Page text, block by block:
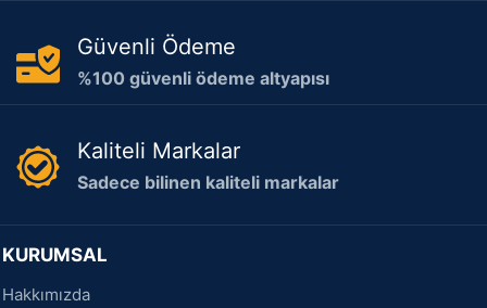
Güvenli Ödeme
%100 güvenli ödeme altyapısı
Kaliteli Markalar
Sadece bilinen kaliteli markalar
KURUMSAL
Hakkımızda